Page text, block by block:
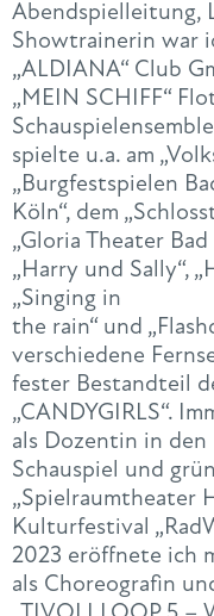
Abendspielleitung,
Showtrainerin war
„ALDIANA“ Club
„MEIN SCHIFF“
spielte u.a. am
„Burgfestspielen
Köln“, dem
„Gloria Theater
„Harry und Sally“,
„Singing in
the rain“ und
verschiedene
fester Bestandteil
„CANDYGIRLS“.
als Dozentin in den
Schauspiel und
„Spielraumtheater
Kulturfestival
2023 eröffnete ich
als Choreografin